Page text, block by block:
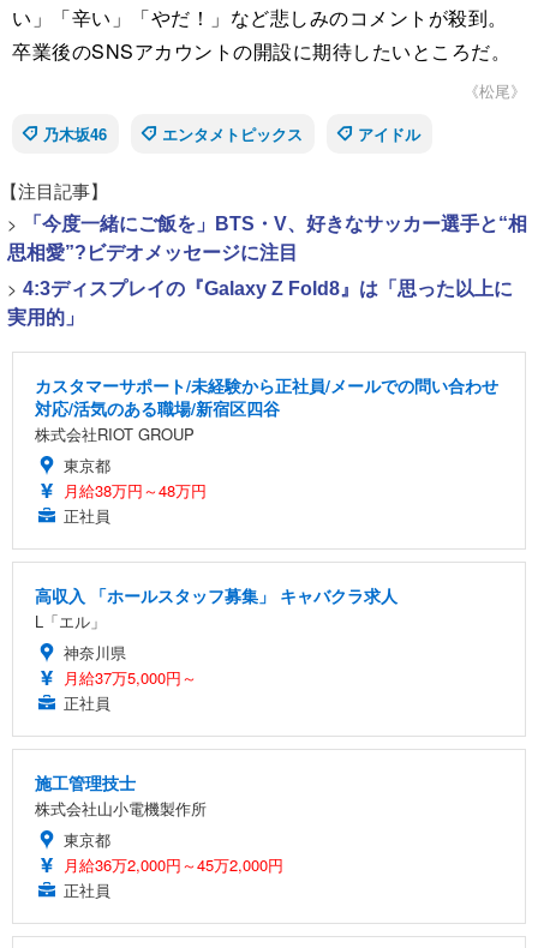
い」「辛い」「やだ！」など悲しみのコメントが殺到。
卒業後のSNSアカウントの開設に期待したいところだ。
《松尾》
乃木坂46
エンタメトピックス アイドル
【注目記事】
>
「今度一緒にご飯を」BTS・V、好きなサッカー選手と“相
思相愛”?ビデオメッセージに注目
> 4:3ディスプレイの『Galaxy Z Fold8』は「思った以上に
実用的」
カスタマーサポート/未経験から正社員/メールでの問い合わせ
対応/活気のある職場/新宿区四谷
株式会社RIOT GROUP
東京都
月給38万円～48万円
正社員
高収入 「ホールスタッフ募集」 キャバクラ求人
L「エル」
神奈川県
月給37万5,000円～
正社員
施工管理技士
株式会社山小電機製作所
東京都
月給36万2,000円～45万2,000円
正社員